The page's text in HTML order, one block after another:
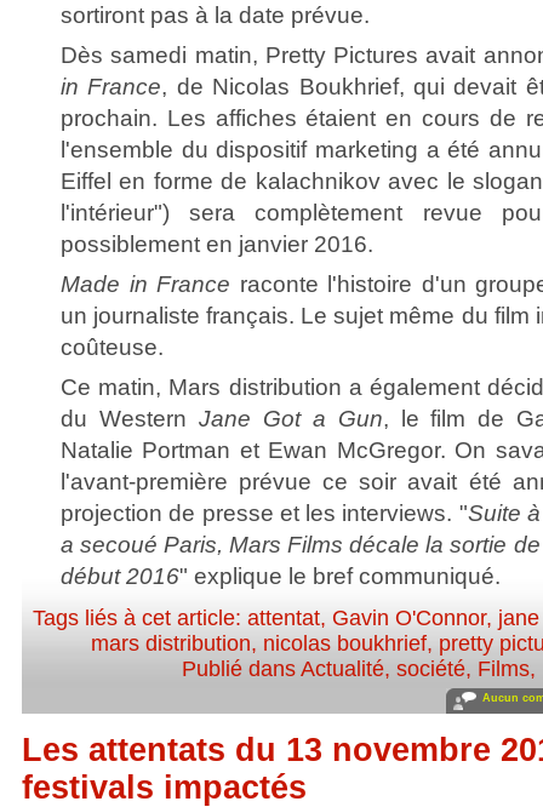
sortiront pas à la date prévue.
Dès samedi matin, Pretty Pictures avait
in France, de Nicolas Boukhrief, qui devait
prochain. Les affiches étaient en cours de
l'ensemble du dispositif marketing a été
Eiffel en forme de kalachnikov avec le
l'intérieur") sera complètement revue
possiblement en janvier 2016.
Made in France raconte l'histoire d'un
un journaliste français. Le sujet même du film
coûteuse.
Ce matin, Mars distribution a également
du Western Jane Got a Gun, le film de
Natalie Portman et Ewan McGregor. On
l'avant-première prévue ce soir avait été
projection de presse et les interviews. "Suite
a secoué Paris, Mars Films décale la sortie
début 2016" explique le bref communiqué.
Tags liés à cet article: attentat, Gavin O'Connor,
mars distribution, nicolas boukhrief, pretty
Publié dans Actualité, société, Films,
Aucun
Les attentats du 13 novembre
festivals impactés